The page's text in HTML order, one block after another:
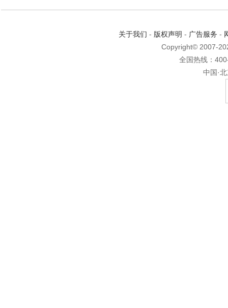
关于我们 - 版权声明 - 广告服务 -
Copyright© 2007-
全国热线：
中国·